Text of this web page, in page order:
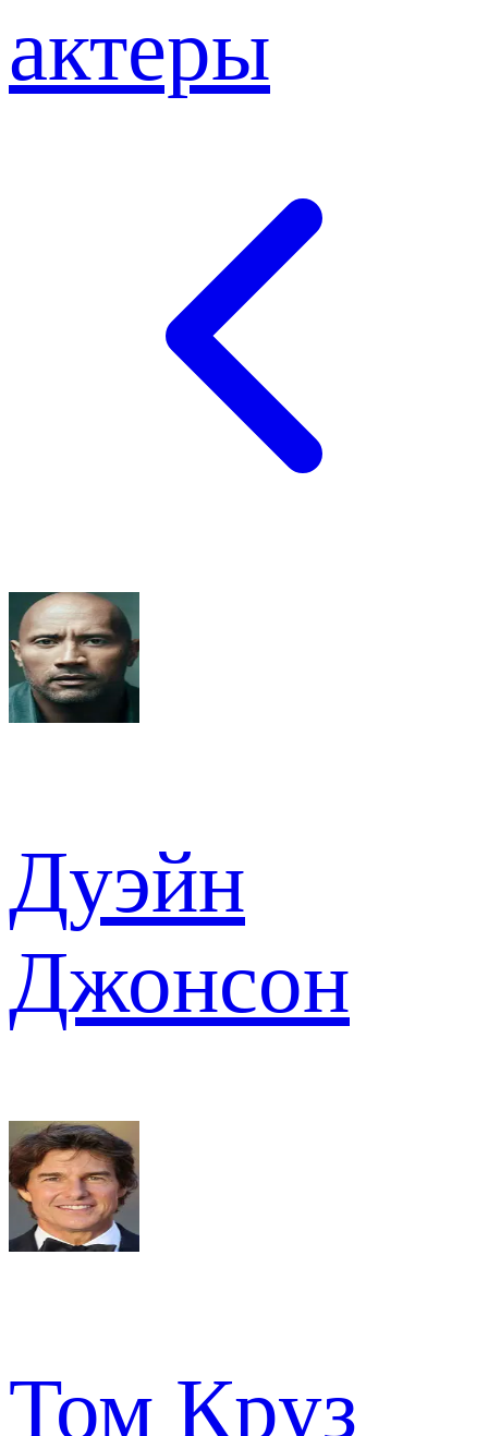
актеры
Дуэйн
Джонсон
Том Круз